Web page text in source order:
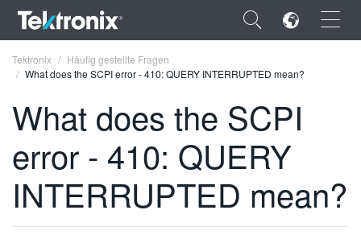
×
ENGLISH
FRANÇAIS
Tektronix
Häufig gestellte Fragen
What does the SCPI error - 410: QUERY INTERRUPTED mean?
What does the SCPI
error - 410: QUERY
INTERRUPTED mean?